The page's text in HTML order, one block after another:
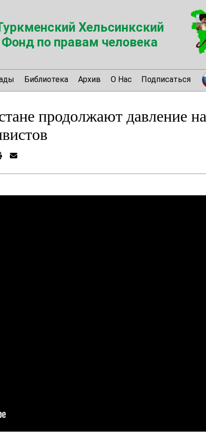
Хельсинкский
Фонд по правам человека
Библиотека Архив О Нас Подписаться
продолжают давление на